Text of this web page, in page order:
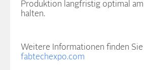
Produktion langfristig optimal
halten.
Weitere Informationen finden
fabtechexpo.com